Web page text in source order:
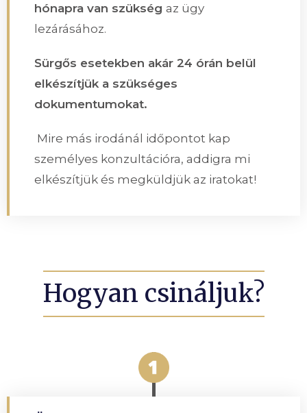
hónapra van szükség az ügy
lezárásához.
Sürgős esetekben akár 24 órán belül
elkészítjük a szükséges
dokumentumokat.
Mire más irodánál időpontot kap
személyes konzultációra, addigra mi
elkészítjük és megküldjük az iratokat!
Hogyan csináljuk?